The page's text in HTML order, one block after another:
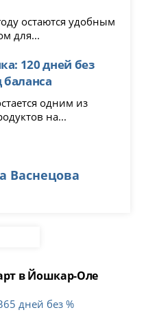
остаются удобным
для...
120 дней без
одним из
на...
Васнецова
в Йошкар-Оле
дней без %